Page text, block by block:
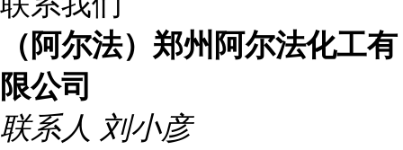
（阿尔法）郑州阿尔法化工有
限公司
联系人 刘小彦